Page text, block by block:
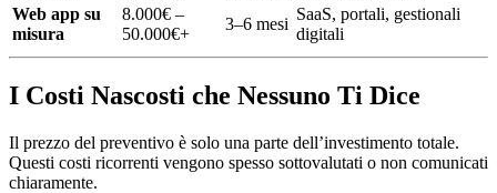
Web app su
misura
8.000€ –
50.000€+
3–6 mesi
SaaS, portali, gestionali
digitali
I Costi Nascosti che Nessuno Ti Dice
Il prezzo del preventivo è solo una parte dell’investimento totale.
Questi costi ricorrenti vengono spesso sottovalutati o non comunicati
chiaramente.